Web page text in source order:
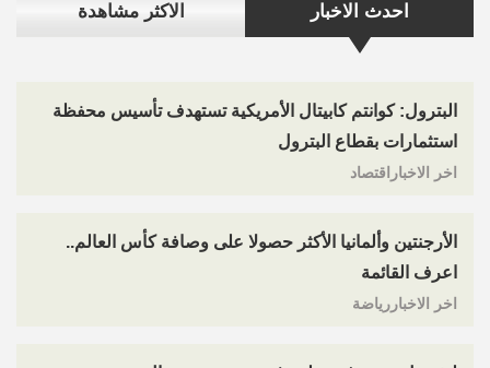
احدث الاخبار الاكثر مشاهدة
البترول: كوانتم كابيتال الأمريكية تستهدف تأسيس محفظة
استثمارات بقطاع البترول
اخر الاخباراقتصاد
الأرجنتين وألمانيا الأكثر حصولا على وصافة كأس العالم..
اعرف القائمة
اخر الاخباررياضة